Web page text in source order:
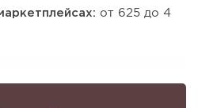
от 625 до 4